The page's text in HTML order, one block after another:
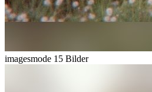
imagesmode 15 Bilder